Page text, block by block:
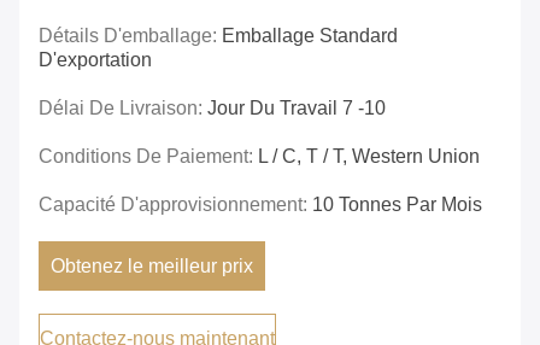
Détails D'emballage: Emballage Standard
D'exportation
Délai De Livraison: Jour Du Travail 7 -10
Conditions De Paiement: L / C, T / T, Western Union
Capacité D'approvisionnement: 10 Tonnes Par Mois
Obtenez le meilleur prix
Contactez-nous maintenant